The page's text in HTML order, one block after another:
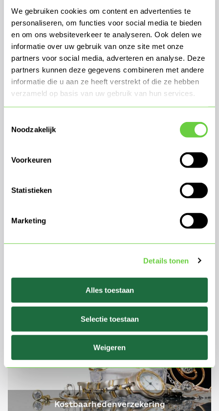
We gebruiken cookies om content en advertenties te
personaliseren, om functies voor social media te bieden
en om ons websiteverkeer te analyseren. Ook delen we
informatie over uw gebruik van onze site met onze
partners voor social media, adverteren en analyse. Deze
partners kunnen deze gegevens combineren met andere
informatie die u aan ze heeft verstrekt of die ze hebben
verzameld op basis van uw gebruik van hun services.
Noodzakelijk
Voorkeuren
Statistieken
Marketing
Details tonen
Alles toestaan
Selectie toestaan
Weigeren
Zeker Weten Polis
Inboedelverzekering
Kostbaarhedenverzekering